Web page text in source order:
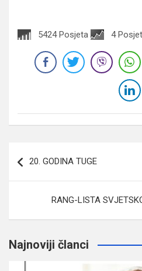
5424 Posjeta 4
članaka
20. GODINA TUGE
RANG-LISTA
Najnoviji članci